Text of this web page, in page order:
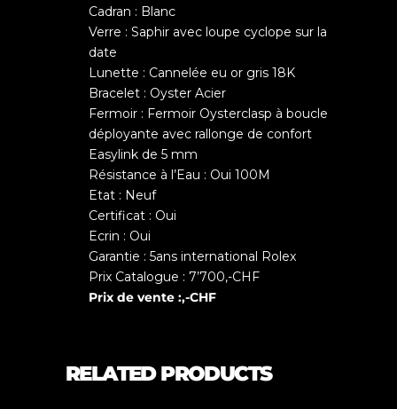
Cadran : Blanc
Verre : Saphir avec loupe cyclope sur la
date
Lunette : Cannelée eu or gris 18K
Bracelet : Oyster Acier
Fermoir : Fermoir Oysterclasp à boucle
déployante avec rallonge de confort
Easylink de 5 mm
Résistance à l’Eau : Oui 100M
Etat : Neuf
Certificat : Oui
Ecrin : Oui
Garantie : 5ans international Rolex
Prix Catalogue : 7’700,-CHF
Prix de vente :,-CHF
RELATED PRODUCTS